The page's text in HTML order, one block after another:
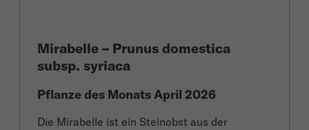
Mirabelle – Prunus domestica
subsp. syriaca
Pflanze des Monats April 2026
Die Mirabelle ist ein Steinobst aus der